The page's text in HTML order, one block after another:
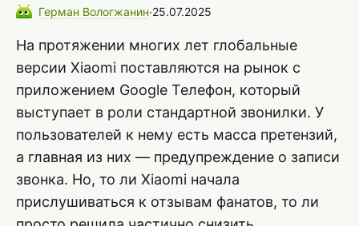
Герман Вологжанин∙25.07.2025
На протяжении многих лет глобальные
версии Xiaomi поставляются на рынок с
приложением Google Телефон, который
выступает в роли стандартной звонилки. У
пользователей к нему есть масса претензий,
а главная из них — предупреждение о записи
звонка. Но, то ли Xiaomi начала
прислушиваться к отзывам фанатов, то ли